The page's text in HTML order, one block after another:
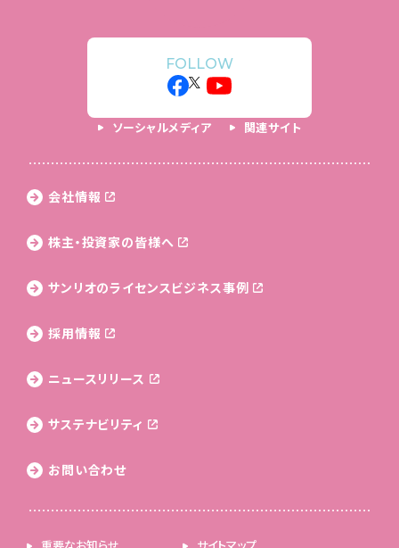
FOLLOW
ソーシャルメディア 関連サイト
会社情報
株主・投資家の皆様へ
サンリオのライセンス ビジネス事例
採用情報
ニュースリリース
サステナビリティ
お問い合わせ